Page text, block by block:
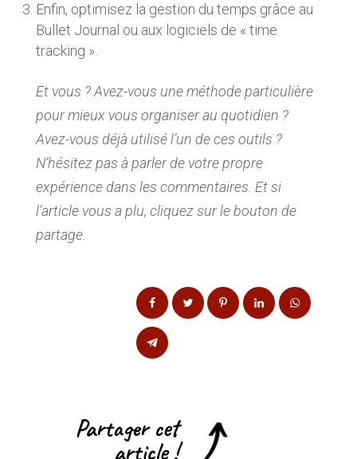
Enfin, optimisez la gestion du temps grâce au
Bullet Journal ou aux logiciels de « time
tracking ».
Et vous ? Avez-vous une méthode particulière
pour mieux vous organiser au quotidien ?
Avez-vous déjà utilisé l’un de ces outils ?
N’hésitez pas à parler de votre propre
expérience dans les commentaires. Et si
l’article vous a plu, cliquez sur le bouton de
partage.
Partager cet
article !